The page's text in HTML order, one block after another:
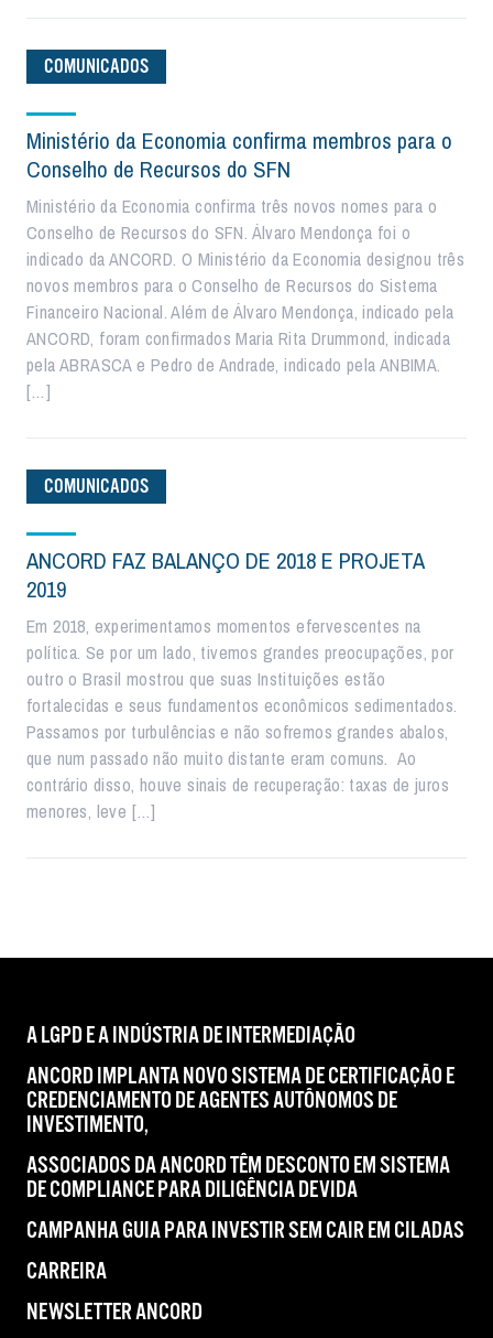
COMUNICADOS
Ministério da Economia confirma membros para o
Conselho de Recursos do SFN
Ministério da Economia confirma três novos nomes para o
Conselho de Recursos do SFN. Álvaro Mendonça foi o
indicado da ANCORD. O Ministério da Economia designou três
novos membros para o Conselho de Recursos do Sistema
Financeiro Nacional. Além de Álvaro Mendonça, indicado pela
ANCORD, foram confirmados Maria Rita Drummond, indicada
pela ABRASCA e Pedro de Andrade, indicado pela ANBIMA.
[…]
COMUNICADOS
ANCORD FAZ BALANÇO DE 2018 E PROJETA
2019
Em 2018, experimentamos momentos efervescentes na
política. Se por um lado, tivemos grandes preocupações, por
outro o Brasil mostrou que suas Instituições estão
fortalecidas e seus fundamentos econômicos sedimentados.
Passamos por turbulências e não sofremos grandes abalos,
que num passado não muito distante eram comuns. Ao
contrário disso, houve sinais de recuperação: taxas de juros
menores, leve […]
A LGPD E A INDÚSTRIA DE INTERMEDIAÇÃO
ANCORD IMPLANTA NOVO SISTEMA DE CERTIFICAÇÃO E
CREDENCIAMENTO DE AGENTES AUTÔNOMOS DE
INVESTIMENTO,
ASSOCIADOS DA ANCORD TÊM DESCONTO EM SISTEMA
DE COMPLIANCE PARA DILIGÊNCIA DEVIDA
CAMPANHA GUIA PARA INVESTIR SEM CAIR EM CILADAS
CARREIRA
NEWSLETTER ANCORD